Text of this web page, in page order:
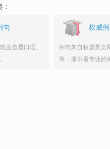
句
度查看口语、
权威
例句来自权威英文
等，提供最专业的